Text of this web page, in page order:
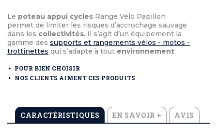
Le poteau appui cycles Range Vélo Papillon
permet de limiter les risques d’accrochage sauvage
dans les collectivités. Il s’agit d’un équipement la
gamme des supports et rangements vélos - motos -
trottinettes qui s’adapte à tout environnement.
POUR BIEN CHOISIR
NOS CLIENTS AIMENT CES PRODUITS
CARACTÉRISTIQUES EN SAVOIR + AVIS